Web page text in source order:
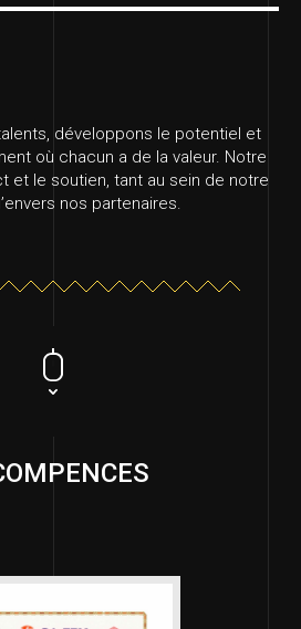
développons le potentiel et
où chacun a de la valeur. Notre
et le soutien, tant au sein de notre
nos partenaires.